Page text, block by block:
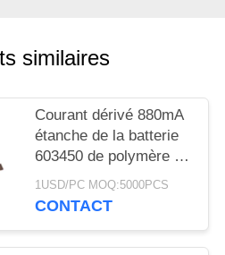
similaires
Courant dérivé 880mA
étanche de la batterie
603450 de polymère de
lithium avec le fil de
Pcband
1USD/PC MOQ:5000PCS
CONTACT